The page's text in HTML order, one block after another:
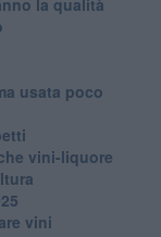
usata poco
vini-liquore
vini